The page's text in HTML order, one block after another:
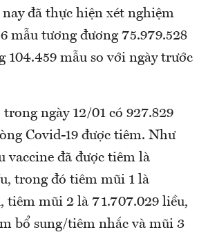
đã thực hiện xét nghiệm
mẫu tương đương 75.979.528
104.459 mẫu so với ngày trước
ngày 12/01 có 927.829
Covid-19 được tiêm. Như
vaccine đã được tiêm là
trong đó tiêm mũi 1 là
tiêm mũi 2 là 71.707.029 liều,
bổ sung/tiêm nhắc và mũi 3